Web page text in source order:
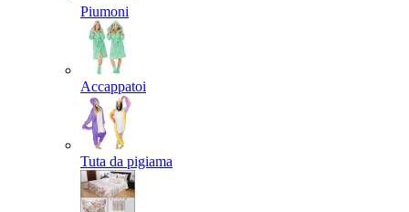
Piumoni
Accappatoi
Tuta da pigiama